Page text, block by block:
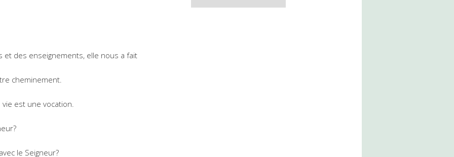
des enseignements, elle nous a fait
cheminement.
est une vocation.
le Seigneur?